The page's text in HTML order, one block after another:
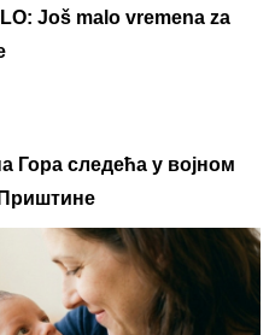
Još malo vremena za
Гора следећа у војном